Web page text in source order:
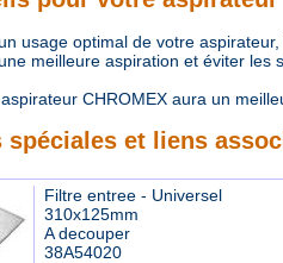
usage optimal de votre aspirateur,
meilleure aspiration et éviter les
CHROMEX aura un
spéciales et liens
Filtre entree - Universel
310x125mm
A decouper
38A54020